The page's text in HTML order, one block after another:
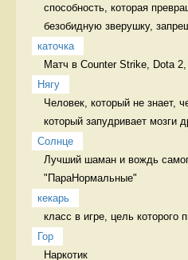
способность, которая
безобидную зверушку,
каточка
Матч в Counter Strike, Dota
Нягу
Человек, который не знает,
который запудривает мозги
Солнце
Лучший шаман и вождь
"ПараНормальные"
кекарь
класс в игре, цель которого
Гор
Наркотик